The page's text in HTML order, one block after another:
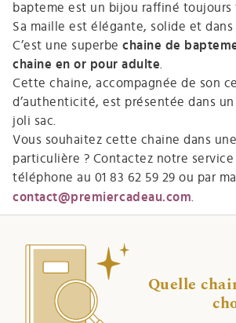
bapteme est un bijou raffiné toujours
Sa maille est élégante, solide et dans
C’est une superbe chaine de
chaine en or pour adulte
Cette chaine, accompagnée de son
d’authenticité, est présentée dans
joli sac.
Vous souhaitez cette chaine dans
particulière ? Contactez notre
téléphone au 01 83 62 59 29 ou par
contact@premiercadeau.com
Quelle